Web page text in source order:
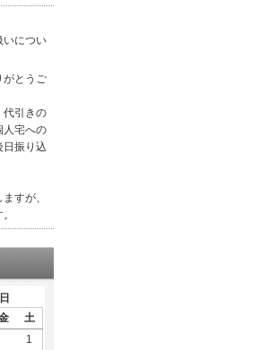
いについ
がとうご
代引きの
人宅への
日振り込
すが、
土
1